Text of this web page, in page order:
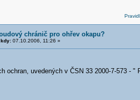
chránič pro ohřev okapu?
07.10.2006, 11:26 »
ochran, uvedených v ČSN 33 2000-7-573 - "